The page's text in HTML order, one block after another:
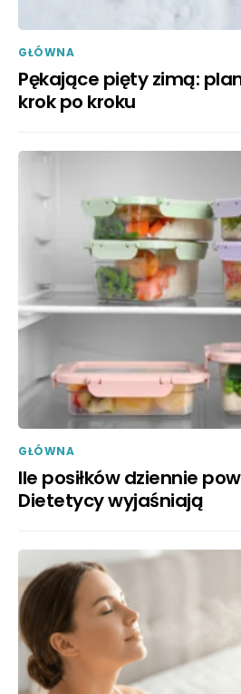
GŁÓWNA
Pękające pięty zimą:
krok po kroku
GŁÓWNA
Ile posiłków dziennie
Dietetycy wyjaśniają